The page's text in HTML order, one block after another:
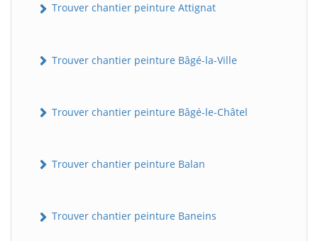
Trouver chantier peinture Attignat
Trouver chantier peinture Bâgé-la-Ville
Trouver chantier peinture Bâgé-le-Châtel
Trouver chantier peinture Balan
Trouver chantier peinture Baneins